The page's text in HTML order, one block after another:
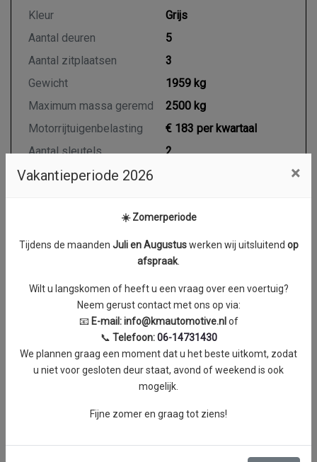
Kleur
Grijs
Aantal deuren
5
Aantal zitplaatsen
3
Gewicht
1959 kg
Maximum massa geremd
2500 kg
Motorrijtuigenbelasting
€ 183 per kwartaal
Aantal sleutels
2
Motor en transmissie
Brandstof
Diesel
Handgeschakeld 6
Aantal cilinders
4
Cilinderinhoud
2298 cc
92 kW / 125 PK
Koppel
0 Nm
Vakantieperiode 2026 ×
☀️ Zomerperiode
Tijdens de maanden Juli en Augustuswerken wij uitsluitend op
afspraak.
Wilt u langskomen of heeft u een vraag over een voertuig?
Neem gerust contact met ons op via:
📧 E-mail:info@kmautomotive.nlof
📞 Telefoon:06-14731430
We plannen graag een moment dat u het beste uitkomt, zodat
u niet voor gesloten deur staat, avond of weekend is ook
mogelijk.
Fijne zomer en graag tot ziens!